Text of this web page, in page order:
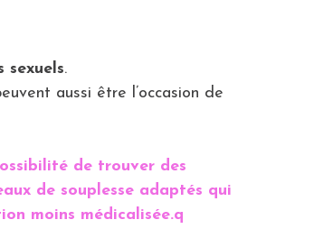
sexuels.
aussi être l’occasion de
de trouver des
de souplesse adaptés qui
moins médicalisée.q